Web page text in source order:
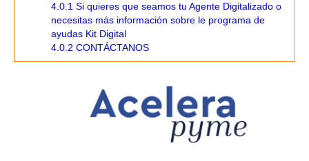
4.0.1Si quieres que seamos tu Agente Digitalizado o
necesitas más información sobre le programa de
ayudas Kit Digital
4.0.2 CONTÁCTANOS